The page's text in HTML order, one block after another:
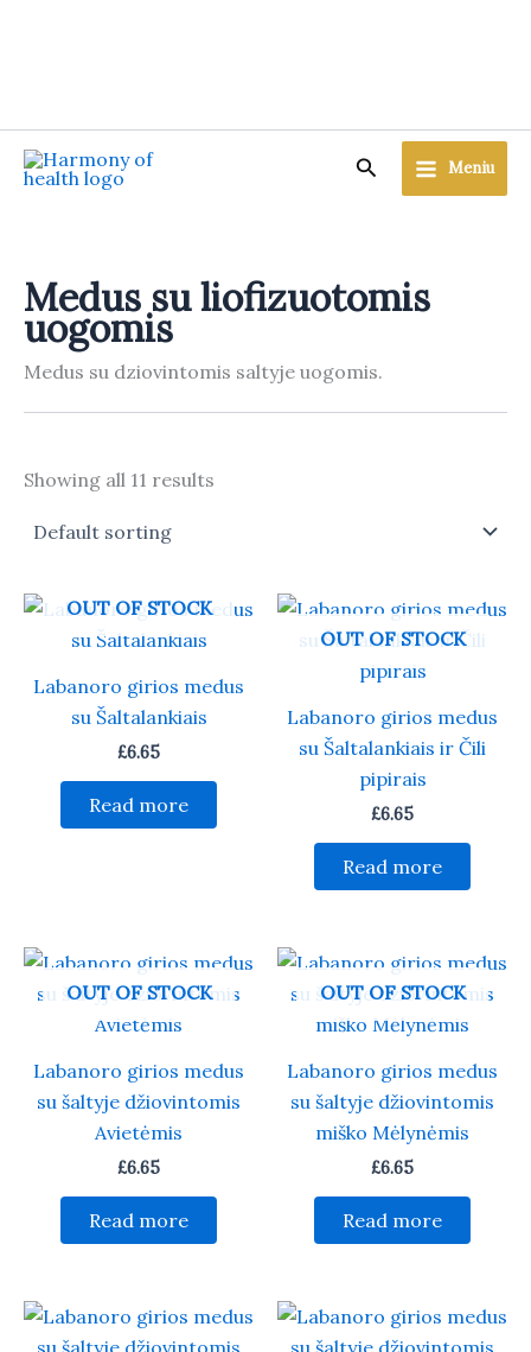
content
Search Meniu
Medus su liofizuotomis
uogomis
Medus su dziovintomis saltyje uogomis.
Showing all 11 results
OUT OF STOCK
Labanoro girios medus
su Šaltalankiais
£6.65
Read more
OUT OF STOCK
Labanoro girios medus
su Šaltalankiais ir Čili
pipirais
£6.65
Read more
OUT OF STOCK
Labanoro girios medus
su šaltyje džiovintomis
Avietėmis
£6.65
Read more
OUT OF STOCK
Labanoro girios medus
su šaltyje džiovintomis
miško Mėlynėmis
£6.65
Read more